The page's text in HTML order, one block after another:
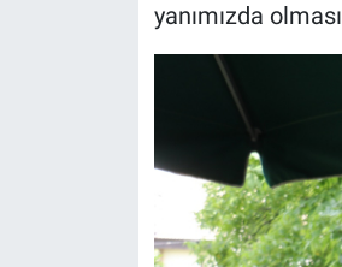
yanımızda